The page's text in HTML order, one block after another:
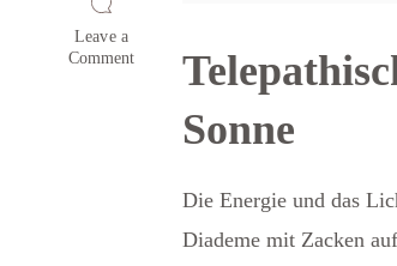
Leave a
Commenton
Telepathie
aktueller
Energien
Sonne
Die Energie und das
Diademe mit Zacken